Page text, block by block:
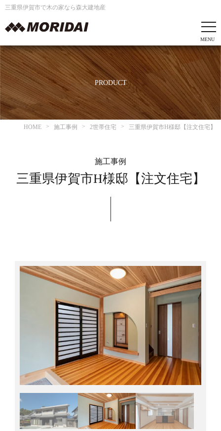
三重県伊賀市で木の家なら森大建地産
PRODUCT
HOME 施工事例 2世帯住宅 三重県伊賀市H様邸【注文住宅】
施工事例
三重県伊賀市H様邸【注文住宅】